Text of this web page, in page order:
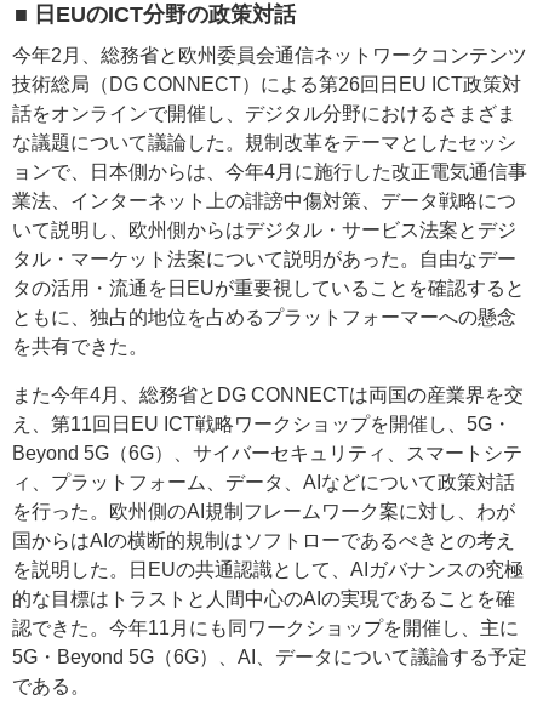
■ 日EUのICT分野の政策対話
今年2月、総務省と欧州委員会通信ネットワークコンテンツ
技術総局（DG CONNECT）による第26回日EU ICT政策対
話をオンラインで開催し、デジタル分野におけるさまざま
な議題について議論した。規制改革をテーマとしたセッシ
ョンで、日本側からは、今年4月に施行した改正電気通信事
業法、インターネット上の誹謗中傷対策、データ戦略につ
いて説明し、欧州側からはデジタル・サービス法案とデジ
タル・マーケット法案について説明があった。自由なデー
タの活用・流通を日EUが重要視していることを確認すると
ともに、独占的地位を占めるプラットフォーマーへの懸念
を共有できた。
また今年4月、総務省とDG CONNECTは両国の産業界を交
え、第11回日EU ICT戦略ワークショップを開催し、5G・
Beyond 5G（6G）、サイバーセキュリティ、スマートシテ
ィ、プラットフォーム、データ、AIなどについて政策対話
を行った。欧州側のAI規制フレームワーク案に対し、わが
国からはAIの横断的規制はソフトローであるべきとの考え
を説明した。日EUの共通認識として、AIガバナンスの究極
的な目標はトラストと人間中心のAIの実現であることを確
認できた。今年11月にも同ワークショップを開催し、主に
5G・Beyond 5G（6G）、AI、データについて議論する予定
である。